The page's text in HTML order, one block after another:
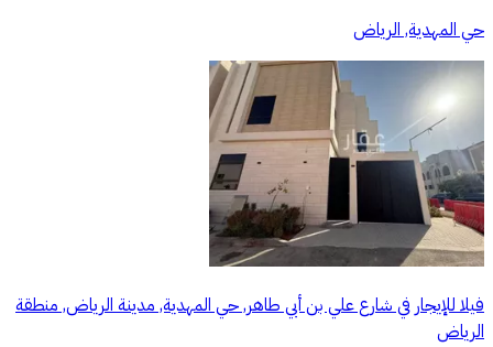
حي المهدية, الرياض
فيلا للإيجار في شارع علي بن أبي طاهر, حي المهدية, مدينة الرياض, منطقة
الرياض